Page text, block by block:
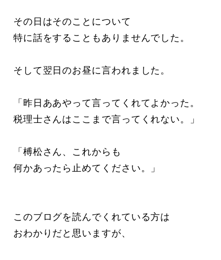
その日はそのことについて
特に話をすることもありませんでした。
そして翌日のお昼に言われました。
「昨日ああやって言ってくれてよかった。
税理士さんはここまで言ってくれない。」
「榑松さん、これからも
何かあったら止めてください。」
このブログを読んでくれている方は
おわかりだと思いますが、